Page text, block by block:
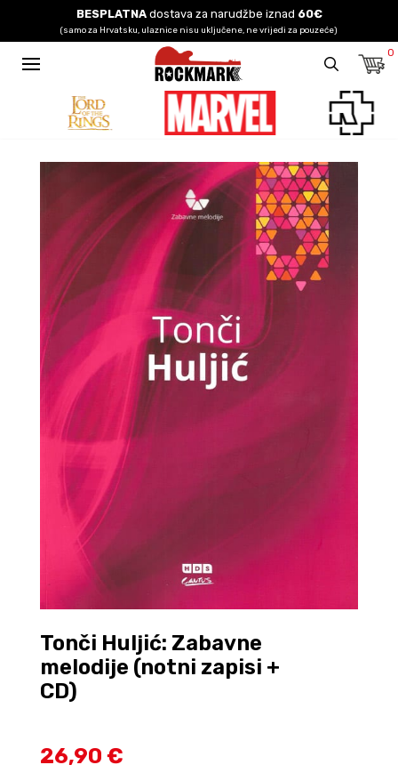
BESPLATNAdostava za narudžbe iznad 60€
(samo za Hrvatsku, ulaznice nisu uključene, ne vrijedi za pouzeće)
0
Tonči Huljić: Zabavne
melodije (notni zapisi +
CD)
26,90 €